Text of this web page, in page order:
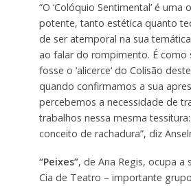
“O ‘Colóquio Sentimental’ é uma
potente, tanto estética quanto
de ser atemporal na sua
ao falar do rompimento. É como
fosse o ‘alicerce’ do Colisão
quando confirmamos a sua
percebemos a necessidade de
trabalhos nessa mesma
conceito de rachadura”, diz
“Peixes”, de Ana Regis, ocupa a
Cia de Teatro – importante